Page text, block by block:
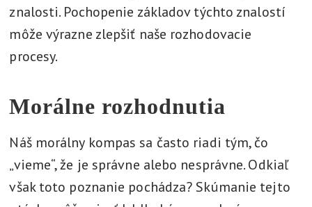
znalosti. Pochopenie základov týchto znalostí
môže výrazne zlepšiť naše rozhodovacie
procesy.
Morálne rozhodnutia
Náš morálny kompas sa často riadi tým, čo
„vieme“, že je správne alebo nesprávne. Odkiaľ
však toto poznanie pochádza? Skúmanie tejto